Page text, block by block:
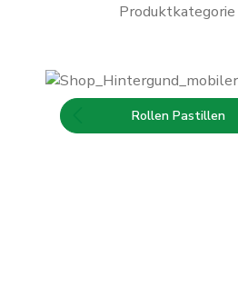
Produktkategorie
Bildergalerie überspringen
Rollen Pastillen